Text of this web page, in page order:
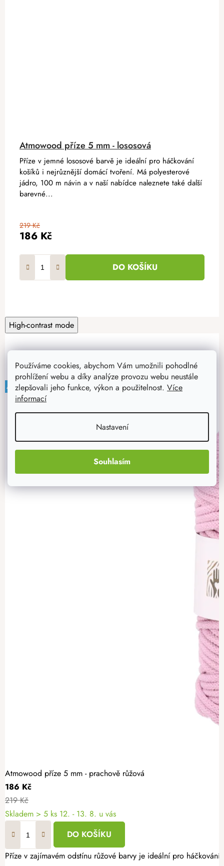
Používáme cookies, abychom Vám umožnili pohodlné
prohlížení webu a díky analýze provozu webu neustále
zlepšovali jeho funkce, výkon a použitelnost. Více
informací
Nastavení
Souhlasím
Atmowood příze 5 mm - lososová
186 Kč
219 Kč
DO KOŠÍKU
Příze v jemné lososové barvě je ideální pro háčkování
košíků i nejrůznější domácí tvoření. Má polyesterové
jádro, 100 m návin a v naší nabídce naleznete také další
barevné...
High-contrast mode
Mohlo by Vás zajímat
ATMOWOOD
-15%
Atmowood příze 5 mm - prachově růžová
186 Kč
219 Kč
Skladem > 5 ks 12. - 13. 8. u vás
DO KOŠÍKU
Příze v zajímavém odstínu růžové barvy je ideální pro
ATMOWOOD
ATMOWOOD
ATMOWOOD
ATMOWOOD
ATMOWOOD
ATMOWOOD
ATMOWOOD
ATMOWOOD
ATMOWOOD
ATMOWOOD